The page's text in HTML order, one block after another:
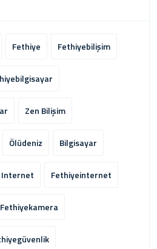
Fethiye Fethiyebilişim
Zen Bilişim
Ölüdeniz Bilgisayar
Internet Fethiyeinternet
Fethiyekamera